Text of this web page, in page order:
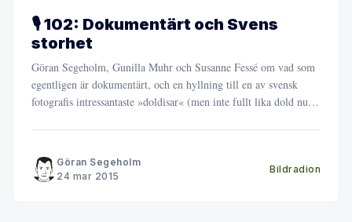
🎙️ 102: Dokumentärt och Svens
storhet
Göran Segeholm, Gunilla Muhr och Susanne Fessé om vad som
egentligen är dokumentärt, och en hyllning till en av svensk
fotografis intressantaste »doldisar« (men inte fullt lika dold nu
Göran Segeholm
24 mar 2015
Bildradion